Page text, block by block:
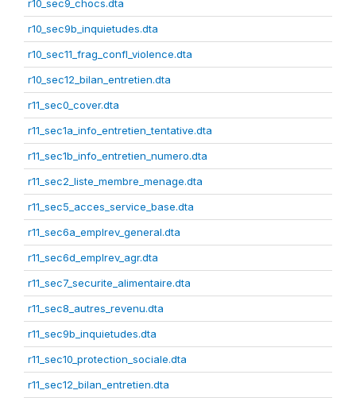
r10_sec9_chocs.dta
r10_sec9b_inquietudes.dta
r10_sec11_frag_confl_violence.dta
r10_sec12_bilan_entretien.dta
r11_sec0_cover.dta
r11_sec1a_info_entretien_tentative.dta
r11_sec1b_info_entretien_numero.dta
r11_sec2_liste_membre_menage.dta
r11_sec5_acces_service_base.dta
r11_sec6a_emplrev_general.dta
r11_sec6d_emplrev_agr.dta
r11_sec7_securite_alimentaire.dta
r11_sec8_autres_revenu.dta
r11_sec9b_inquietudes.dta
r11_sec10_protection_sociale.dta
r11_sec12_bilan_entretien.dta